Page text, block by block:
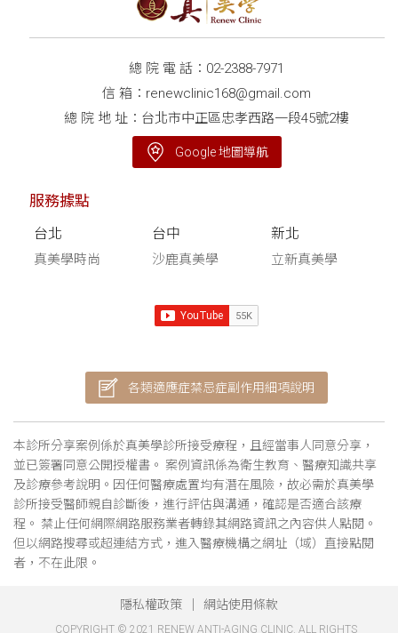
總 院 電 話： 02-2388-7971
信 箱： renewclinic168@gmail.com
總 院 地 址：台北市中正區忠孝西路一段45號2樓
Google 地圖導航
服務據點
台北
真美學時尚
台中
沙鹿真美學
新北
立新真美學
各類適應症禁忌症副作用細項說明
本診所分享案例係於真美學診所接受療程，且經當事人同意分享，
並已簽署同意公開授權書。 案例資訊係為衛生教育、醫療知識共享
及診療參考說明。因任何醫療處置均有潛在風險，故必需於真美學
診所接受醫師親自診斷後，進行評估與溝通，確認是否適合該療
程。 禁止任何網際網路服務業者轉錄其網路資訊之內容供人點閱。
但以網路搜尋或超連結方式，進入醫療機構之網址（域）直接點閱
者，不在此限。
隱私權政策 網站使用條款
COPYRIGHT © 2021 RENEW ANTI-AGING CLINIC. ALL RIGHTS